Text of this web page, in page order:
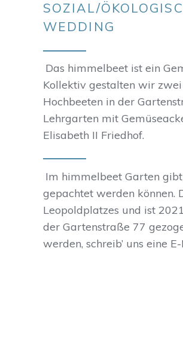
SOZIAL/
WEDDING
Das himmelbeet ist ein
Kollektiv gestalten wir zwei
Hochbeeten in der
Lehrgarten mit
Elisabeth II Friedhof.
Im himmelbeet Garten
gepachtet werden können.
Leopoldplatzes und ist
der Gartenstraße 77
werden, schreib’ uns eine